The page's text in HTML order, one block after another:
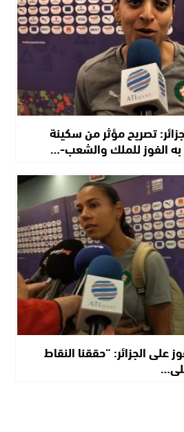
تصريح مؤثر من سكينة
الفوز للملك والشعب-…
على الجزائر: “حققنا النقاط